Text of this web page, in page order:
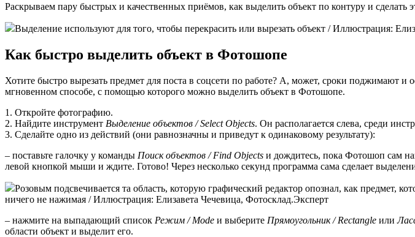
Раскрываем пару быстрых и качественных приёмов, как выделить объект по контуру и сделать
Выделение используют для того, чтобы перекрасить или вырезать объект / Иллюстрация:
Как быстро выделить объект в Фотошопе
Хотите быстро вырезать предмет для поста в соцсети по работе? А, может, сроки поджимают и
мгновенном способе, с помощью которого можно выделить объект в Фотошопе.
1. Откройте фотографию.
2. Найдите инструмент Выделение объектов / Select Objects. Он располагается слева, среди
3. Сделайте одно из действий (они равнозначны и приведут к одинаковому результату):
– поставьте галочку у команды Поиск объектов / Find Objects и дождитесь, пока Фотошоп сам
левой кнопкой мыши и ждите. Готово! Через несколько секунд программа сама сделает
Розовым подсвечивается та область, которую графический редактор опознал, как
ничего не нажимая / Иллюстрация: Елизавета Чечевица, Фотосклад.Эксперт
– нажмите на выпадающий список Режим / Mode и выберите Прямоугольник / Rectangle или
области объект и выделит его.